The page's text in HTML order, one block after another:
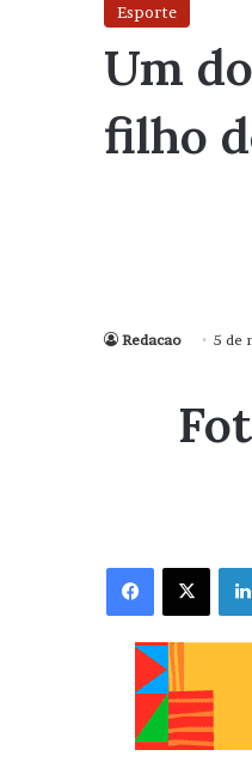
Esporte
Um
filho
Redacao 5 de
Facebook X